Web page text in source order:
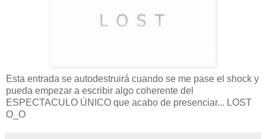
Esta entrada se autodestruirá cuando se me pase el shock y
pueda empezar a escribir algo coherente del
ESPECTACULO ÚNICO que acabo de presenciar... LOST
O_O